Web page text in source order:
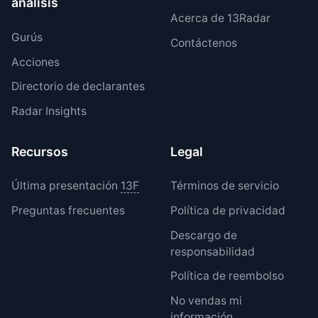
Gurús
Acciones
Directorio de declarantes
Radar Insights
Acerca de 13Radar
Contáctenos
Recursos
Última presentación 13F
Preguntas frecuentes
Legal
Términos de servicio
Política de privacidad
Descargo de
responsabilidad
Política de reembolso
No vendas mi